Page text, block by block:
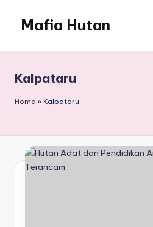
content
Mafia Hutan
dan
Perusakan
Hutan
Kalpataru
Home » Kalpataru